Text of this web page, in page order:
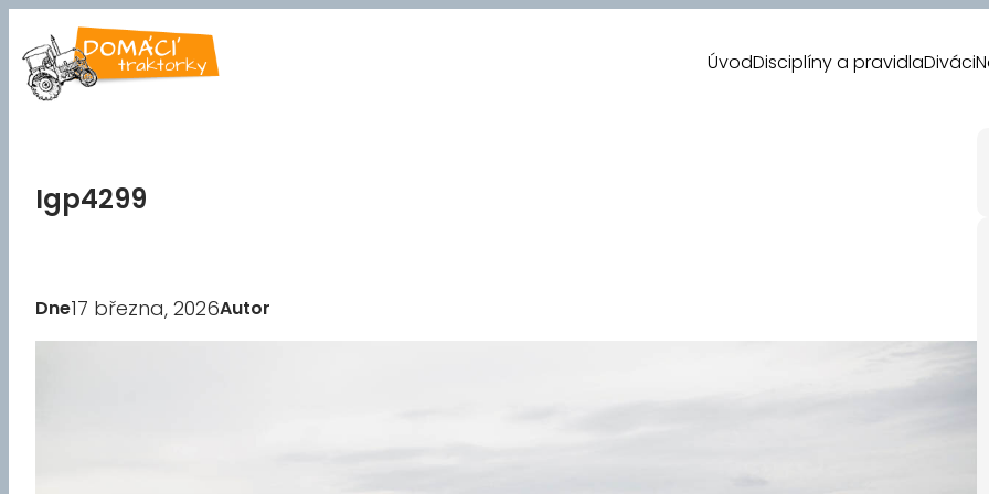
Přeskočit
na
obsah
ÚvodDisciplíny a pravidlaDiváci
Igp4299
Dne17 března, 2026Autor